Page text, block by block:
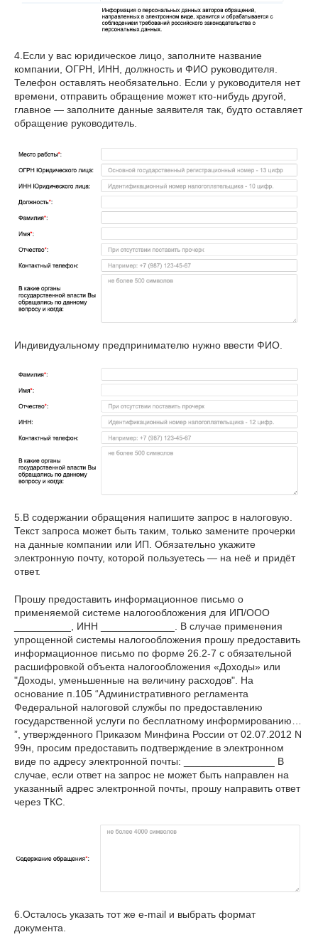
4.Если у вас юридическое лицо, заполните название
компании, ОГРН, ИНН, должность и ФИО руководителя.
Телефон оставлять необязательно. Если у руководителя нет
времени, отправить обращение может кто-нибудь другой,
главное — заполните данные заявителя так, будто оставляет
обращение руководитель.
Индивидуальному предпринимателю нужно ввести ФИО.
5.В содержании обращения напишите запрос в налоговую.
Текст запроса может быть таким, только замените прочерки
на данные компании или ИП. Обязательно укажите
электронную почту, которой пользуетесь — на неё и придёт
ответ.
Прошу предоставить информационное письмо о
применяемой системе налогообложения для ИП/ООО
__________, ИНН _____________. В случае применения
упрощенной системы налогообложения прошу предоставить
информационное письмо по форме 26.2-7 с обязательной
расшифровкой объекта налогообложения «Доходы» или
"Доходы, уменьшенные на величину расходов". На
основание п.105 “Административного регламента
Федеральной налоговой службы по предоставлению
государственной услуги по бесплатному информированию…
”, утвержденного Приказом Минфина России от 02.07.2012 N
99н, просим предоставить подтверждение в электронном
виде по адресу электронной почты: ________________ В
случае, если ответ на запрос не может быть направлен на
указанный адрес электронной почты, прошу направить ответ
через ТКС.
6.Осталось указать тот же e-mail и выбрать формат
документа.